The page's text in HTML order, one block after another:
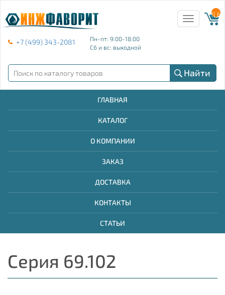
+7 (499) 343-2081
Пн-пт: 9:00-18:00
Сб и вс: выходной
Toggle
navigation
{{
Найти
ГЛАВНАЯ
КАТАЛОГ
О КОМПАНИИ
ЗАКАЗ
ДОСТАВКА
КОНТАКТЫ
СТАТЬИ
Серия 69.102